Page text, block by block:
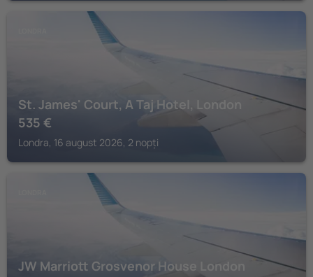
St. James' Court, A Taj Hotel, London
535 €
Londra, 16 august 2026, 2 nopți
JW Marriott Grosvenor House London